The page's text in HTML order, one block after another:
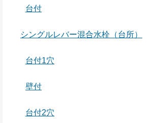
台付
シングルレバー混合水栓（台所）
台付1穴
壁付
台付2穴